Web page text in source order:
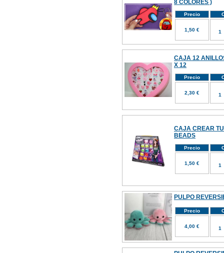
8 COLORES )
Precio
1,50 €
CAJA 12
X 12
Precio
2,30 €
CAJA CREAR
BEADS
Precio
1,50 €
PULPO
Precio
4,00 €